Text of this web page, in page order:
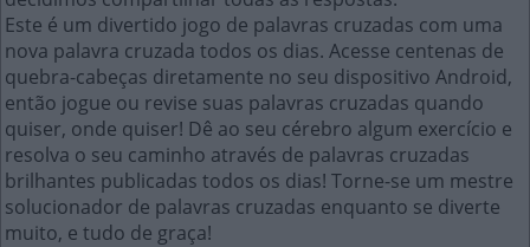
Este é um divertido jogo de palavras cruzadas com uma
nova palavra cruzada todos os dias. Acesse centenas de
quebra-cabeças diretamente no seu dispositivo Android,
então jogue ou revise suas palavras cruzadas quando
quiser, onde quiser! Dê ao seu cérebro algum exercício e
resolva o seu caminho através de palavras cruzadas
brilhantes publicadas todos os dias! Torne-se um mestre
solucionador de palavras cruzadas enquanto se diverte
muito, e tudo de graça!